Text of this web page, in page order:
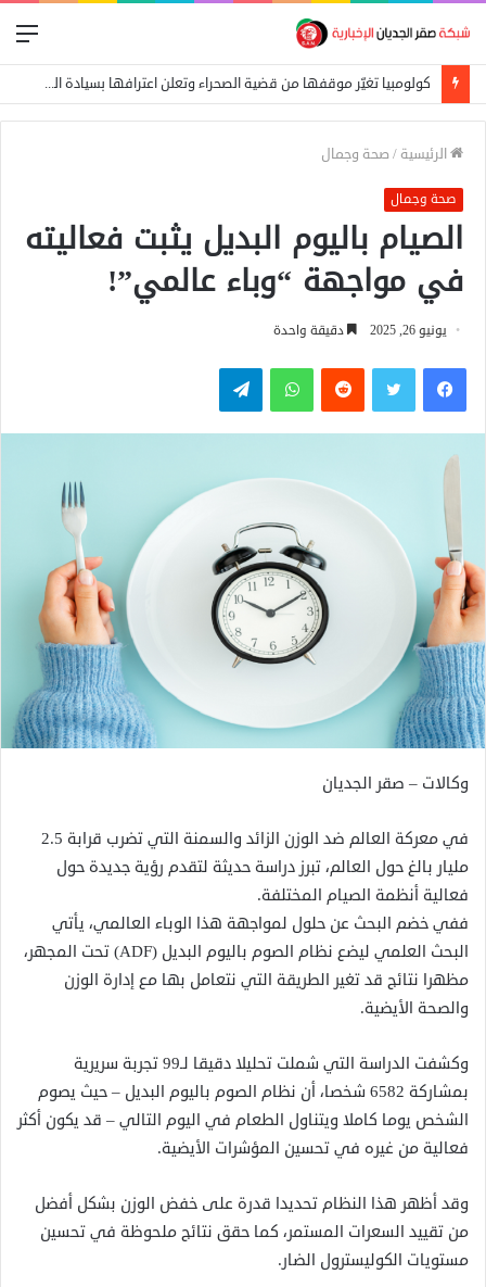
كولومبيا تغيّر موقفها من قضية الصحراء وتعلن اعترافها بسيادة المغرب
الرئيسية / صحة وجمال
صحة وجمال
الصيام باليوم البديل يثبت فعاليته
في مواجهة “وباء عالمي”!
يونيو 26, 2025 دقيقة واحدة
فيسبوكتويتر واتساب تيلقرام
وكالات – صقر الجديان
في معركة العالم ضد الوزن الزائد والسمنة التي تضرب قرابة 2.5
مليار بالغ حول العالم، تبرز دراسة حديثة لتقدم رؤية جديدة حول
فعالية أنظمة الصيام المختلفة.
ففي خضم البحث عن حلول لمواجهة هذا الوباء العالمي، يأتي
البحث العلمي ليضع نظام الصوم باليوم البديل (ADF) تحت المجهر،
مظهرا نتائج قد تغير الطريقة التي نتعامل بها مع إدارة الوزن
والصحة الأيضية.
وكشفت الدراسة التي شملت تحليلا دقيقا لـ99 تجربة سريرية
بمشاركة 6582 شخصا، أن نظام الصوم باليوم البديل – حيث يصوم
الشخص يوما كاملا ويتناول الطعام في اليوم التالي – قد يكون أكثر
فعالية من غيره في تحسين المؤشرات الأيضية.
وقد أظهر هذا النظام تحديدا قدرة على خفض الوزن بشكل أفضل
من تقييد السعرات المستمر، كما حقق نتائج ملحوظة في تحسين
مستويات الكوليسترول الضار.